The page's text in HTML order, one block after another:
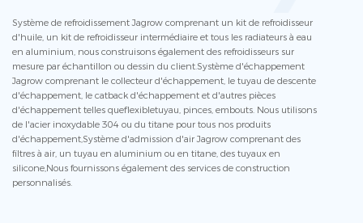
Système de refroidissement Jagrow comprenant un kit de refroidisseur
d'huile, un kit de refroidisseur intermédiaire et tous les radiateurs à eau
en aluminium, nous construisons également des refroidisseurs sur
mesure par échantillon ou dessin du client.Système d'échappement
Jagrow comprenant le collecteur d'échappement, le tuyau de descente
d'échappement, le catback d'échappement et d'autres pièces
d'échappement telles queflexibletuyau, pinces, embouts. Nous utilisons
de l'acier inoxydable 304 ou du titane pour tous nos produits
d'échappement,Système d'admission d'air Jagrow comprenant des
filtres à air, un tuyau en aluminium ou en titane, des tuyaux en
silicone,Nous fournissons également des services de construction
personnalisés.